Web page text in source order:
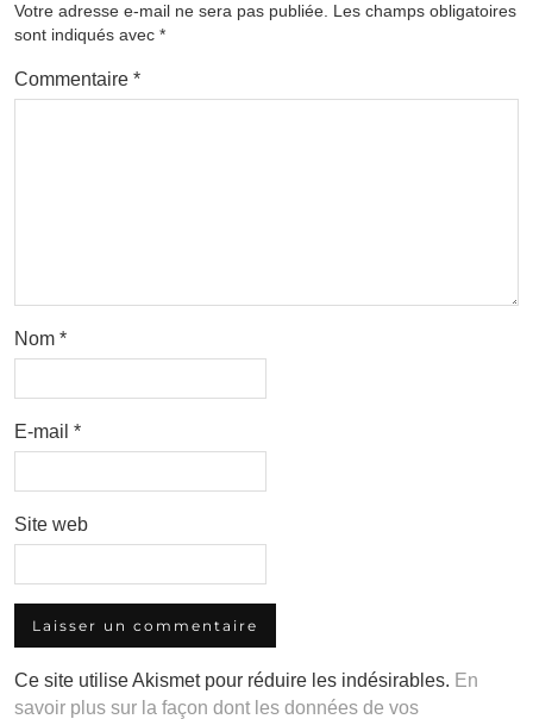
Votre adresse e-mail ne sera pas publiée. Les champs obligatoires
sont indiqués avec *
Commentaire *
Nom *
E-mail *
Site web
Ce site utilise Akismet pour réduire les indésirables. En
savoir plus sur la façon dont les données de vos